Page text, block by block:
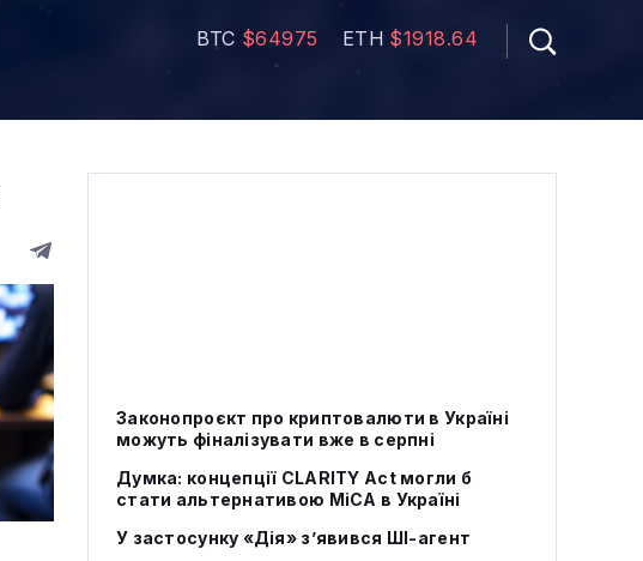
BTC $64975 ETH $1918.64
Законопроєкт про криптовалюти в Україні
можуть фіналізувати вже в серпні
Думка: концепції CLARITY Act могли б
стати альтернативою МіСА в Україні
У застосунку «Дія» з’явився ШІ-агент